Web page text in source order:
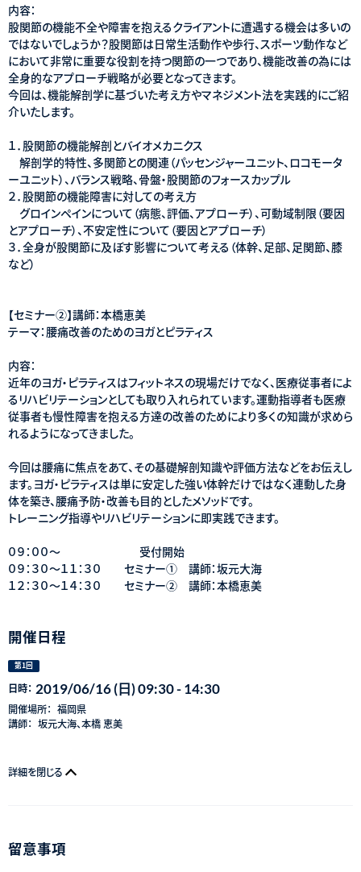
内容：
股関節の機能不全や障害を抱えるクライアントに遭遇する機会は多いの
ではないでしょうか？股関節は日常生活動作や歩行、スポーツ動作など
において非常に重要な役割を持つ関節の一つであり、機能改善の為には
全身的なアプローチ戦略が必要となってきます。
今回は、機能解剖学に基づいた考え方やマネジメント法を実践的にご紹
介いたします。
１．股関節の機能解剖とバイオメカニクス
解剖学的特性、多関節との関連（パッセンジャーユニット、ロコモータ
ーユニット）、バランス戦略、骨盤・股関節のフォースカップル
２．股関節の機能障害に対しての考え方
グロインペインについて（病態、評価、アプローチ）、可動域制限（要因
とアプローチ）、不安定性について（要因とアプローチ）
３．全身が股関節に及ぼす影響について考える（体幹、足部、足関節、膝
など）
【セミナー②】講師：本橋恵美
テーマ：腰痛改善のためのヨガとピラティス
内容：
近年のヨガ・ピラティスはフィットネスの現場だけでなく、医療従事者によ
るリハビリテーションとしても取り入れられています。運動指導者も医療
従事者も慢性障害を抱える方達の改善のためにより多くの知識が求めら
れるようになってきました。
今回は腰痛に焦点をあて、その基礎解剖知識や評価方法などをお伝えし
ます。ヨガ・ピラティスは単に安定した強い体幹だけではなく連動した身
体を築き、腰痛予防・改善も目的としたメソッドです。
トレーニング指導やリハビリテーションに即実践できます。
０９：００～ 受付開始
０９：３０～１１：３０ セミナー① 講師：坂元大海
１２：３０～１４：３０ セミナー② 講師：本橋恵美
開催日程
第1回
日時： 2019/06/16 (日) 09:30 - 14:30
開催場所： 福岡県
講師： 坂元大海、本橋 恵美
詳細を閉じる
留意事項